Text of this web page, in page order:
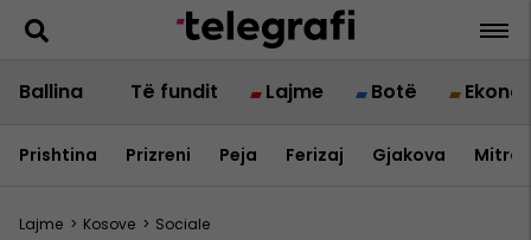
Ballina Të fundit Lajme Botë
Prishtina Prizreni Peja Ferizaj Gjakova
Lajme > Kosove > Sociale